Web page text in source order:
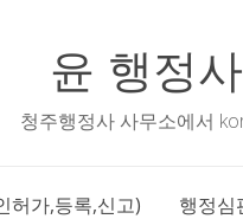
윤 행정
청주행정사 사무소에서
허가,등록,신고) 행정심